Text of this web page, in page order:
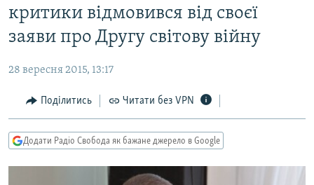
матеріалу
Перейти
до
основної
навігації
Перейти
до
пошуку
СТАТТІ
ЕКОНОМІКА
СУСПІЛЬСТВО
РОСІЙСЬКА «ФІЛЬТРАЦІЯ»
ДОНБАС.РЕАЛІЇ
ТИ ЯК?
критики відмовився від своєї
заяви про Другу світову війну
28 вересня 2015, 13:17
Поділитись Читати без VPN
Додати Радіо Свобода як бажане джерело в Google